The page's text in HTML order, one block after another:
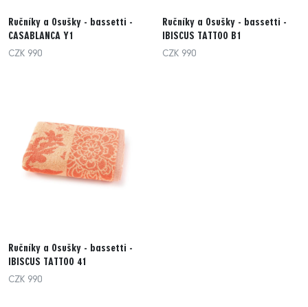
Ručníky a Osušky - bassetti -
CASABLANCA Y1
CZK 990
Ručníky a Osušky - bassetti -
IBISCUS TATTOO B1
CZK 990
Ručníky a Osušky - bassetti -
IBISCUS TATTOO 41
CZK 990